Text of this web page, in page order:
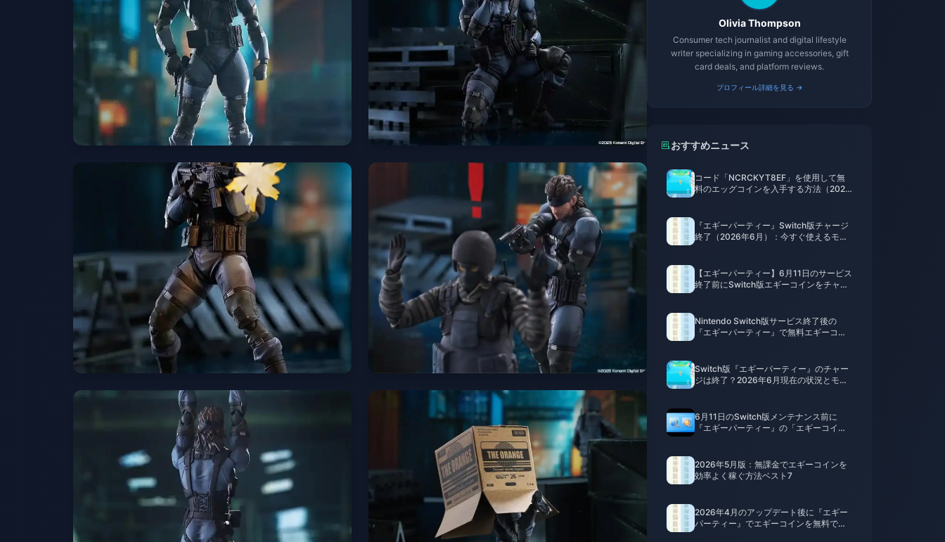
Olivia Thompson
Consumer tech journalist and digital lifestyle
writer specializing in gaming accessories, gift
card deals, and platform reviews.
プロフィール詳細を見る →
おすすめニュース
コード「NCRCKYT8EF」を使用して無
料のエッグコインを入手する方法（2026
『エギーパーティー』Switch版チャージ
終了（2026年6月）：今すぐ使えるモバ
【エギーパーティー】6月11日のサービス
終了前にSwitch版エギーコインをチャー
Nintendo Switch版サービス終了後の
『エギーパーティー』で無料エギーコイ
Switch版『エギーパーティー』のチャー
ジは終了？2026年6月現在の状況とモバ
6月11日のSwitch版メンテナンス前に
『エギーパーティー』の「エギーコイ
2026年5月版：無課金でエギーコインを
効率よく稼ぐ方法ベスト7
2026年4月のアップデート後に『エギー
パーティー』でエギーコインを無料で入